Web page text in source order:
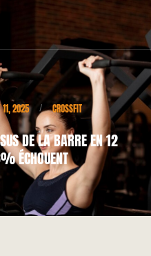
2025 / CROSSFIT
DE LA BARRE EN 12
ÉCHOUENT